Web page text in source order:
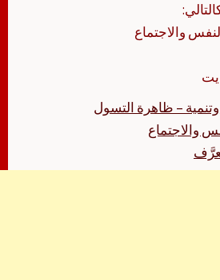
والاجتماع
– ظاهرة التسول
والاجتماع